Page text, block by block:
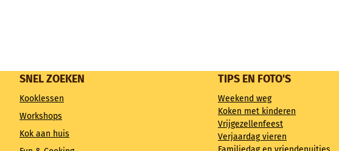
SNEL ZOEKEN
Kooklessen
Workshops
Kok aan huis
TIPS EN FOTO'S
Weekend weg
Koken met kinderen
Vrijgezellenfeest
Verjaardag vieren